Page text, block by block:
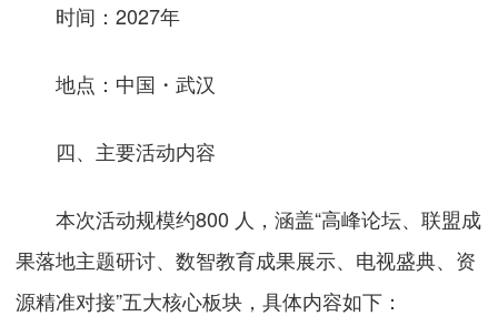
时间：2027年
地点：中国・武汉
四、主要活动内容
本次活动规模约800 人，涵盖“高峰论坛、联盟成
果落地主题研讨、数智教育成果展示、电视盛典、资
源精准对接”五大核心板块，具体内容如下：